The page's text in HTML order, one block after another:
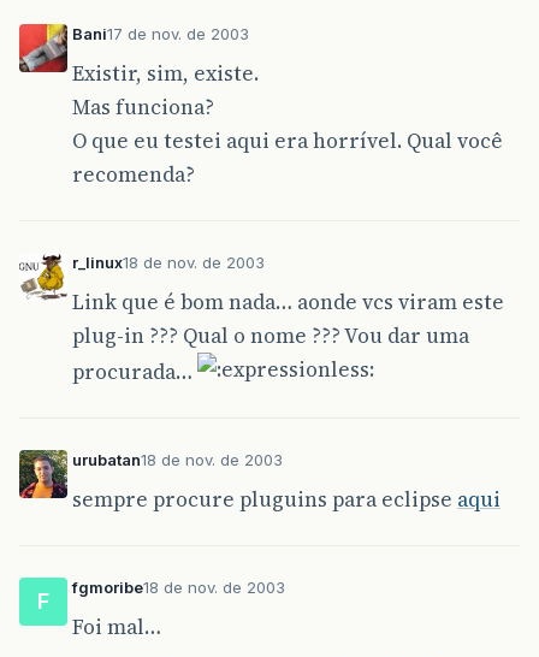
Bani17 de nov. de 2003
Existir, sim, existe.
Mas funciona?
O que eu testei aqui era horrível. Qual você
recomenda?
r_linux18 de nov. de 2003
Link que é bom nada… aonde vcs viram este
plug-in ??? Qual o nome ??? Vou dar uma
procurada…
urubatan18 de nov. de 2003
sempre procure pluguins para eclipse aqui
F
fgmoribe18 de nov. de 2003
Foi mal…